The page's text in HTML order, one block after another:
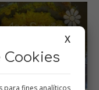
X
para fines analíticos